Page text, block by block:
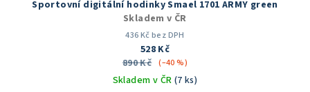
Sportovní digitální hodinky Smael 1701 ARMY green
Skladem v ČR
436 Kč bez DPH
528 Kč
890 Kč (–40 %)
Skladem v ČR (7 ks)